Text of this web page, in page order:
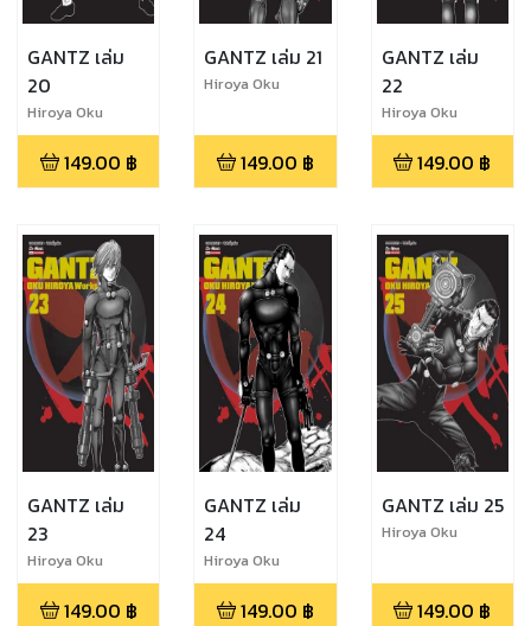
GANTZ เล่ม
20
Hiroya Oku
149.00 ฿
GANTZ เล่ม 21
Hiroya Oku
149.00 ฿
GANTZ เล่ม
22
Hiroya Oku
149.00 ฿
GANTZ เล่ม
23
Hiroya Oku
149.00 ฿
GANTZ เล่ม
24
Hiroya Oku
149.00 ฿
GANTZ เล่ม 25
Hiroya Oku
149.00 ฿